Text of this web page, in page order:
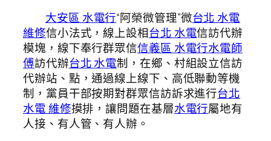
大安區 水電行“阿榮微管理”微台北 水電
維修信小法式，線上設相台北 水電信訪代辦
模塊，線下奉行群眾信信義區 水電行水電師
傅訪代辦台北 水電制，在鄉、村組設立信訪
代辦站、點，通過線上線下、高低聯動等機
制，黨員干部按期對群眾信訪訴求進行台北
水電 維修摸排，讓問題在基層水電行屬地有
人接、有人管、有人辦。